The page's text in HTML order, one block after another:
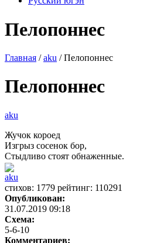
Пелопоннес
Главная /aku / Пелопоннес
Пелопоннес
aku
Жучок короед
Изгрыз сосенок бор,
Стыдливо стоят обнаженные.
aku
cтихов: 1779 рейтинг: 110291
Опубликован:
31.07.2019 09:18
Схема:
5-6-10
Комментариев: